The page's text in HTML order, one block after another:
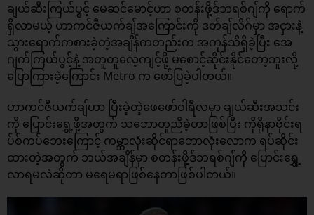
ချယ်ဆီးကြယ်ပွင့် မေဆင်မောင့်ဟာ စတန်းဖို့ဒ်ဘရစ်ဂျ်ကို ရောက်
ရှိလာမယ့် ဟာကင်ဇီယက်ချ်အကြောင်းကို ဒတ်ချ်လိဂ်မှာ အငှားနဲ့
သွားရောက်ကစားခဲ့တဲ့အချိန်ကတည်းက အကုန်သိရှိခဲ့ပြီး အေ
ဂျက်ကြယ်ပွင့်နဲ့ အတူတူလေ့ကျင့်ဖို့ မစောင့်ဆိုင်းနိုင်တော့ဘူးလို့
ပြောကြားခဲ့ကြောင်း Metro က ဖော်ပြခဲ့ပါတယ်။
ဟာကင်ဇီယက်ချ်ဟာ ပြီးခဲ့တဲ့ဖေဖော်ဝါရီလမှာ ချယ်ဆီးအသင်း
ကို ပြောင်းရွှေ့ဖို့အတွက် သဘောတူညီခဲ့တာဖြစ်ပြီး ကိုရိုနာဗိုင်းရ
ပ်စ်ကပ်ဘေးကြောင့် ကမ္ဘာလုံးဆိုင်ရာဘောလုံးလောက ရပ်ဆိုင်း
ထားတဲ့အတွက် ဘယ်အချိန်မှာ စတန်းဖို့ဒ်ဘရစ်ဂျ်ကို ပြောင်းရွှေ့
လာရမလဲဆိုတာ မရေမရာဖြစ်နေတာဖြစ်ပါတယ်။